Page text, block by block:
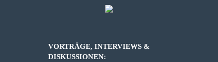
VORTRÄGE, INTERVIEWS &
DISKUSSIONEN: